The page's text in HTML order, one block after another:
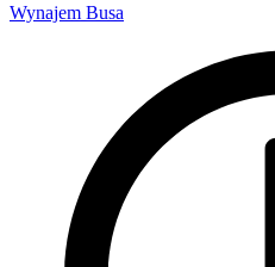
Wynajem Busa